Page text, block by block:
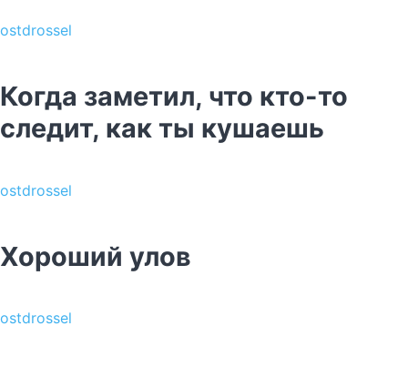
ostdrossel
Когда заметил, что кто-то
следит, как ты кушаешь
ostdrossel
Хороший улов
ostdrossel